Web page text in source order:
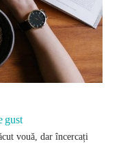
gust
vouă, dar încercați